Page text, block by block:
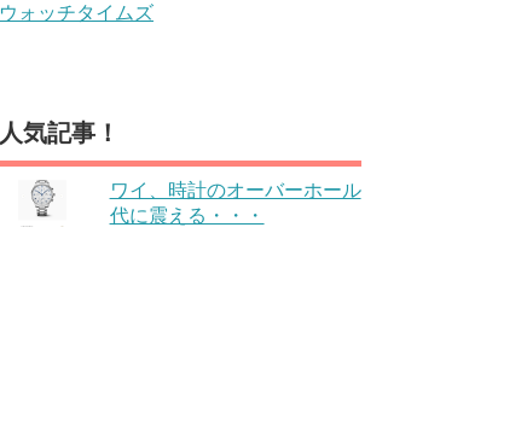
ウォッチタイムズ
人気記事！
ワイ、時計のオーバーホール
代に震える・・・